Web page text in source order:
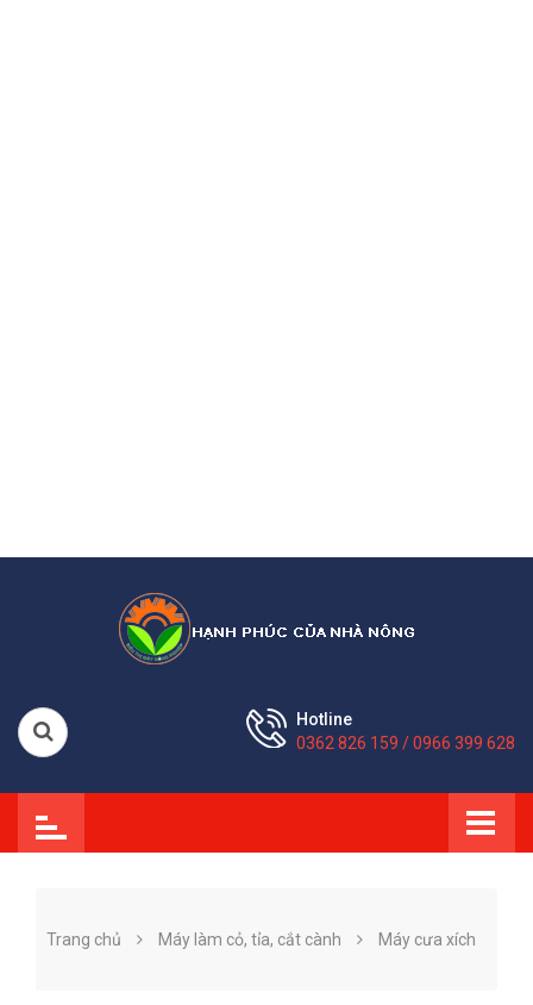
Hotline
0362 826 159 / 0966 399 628
Trang chủ Máy làm cỏ, tỉa, cắt cành Máy cưa xích